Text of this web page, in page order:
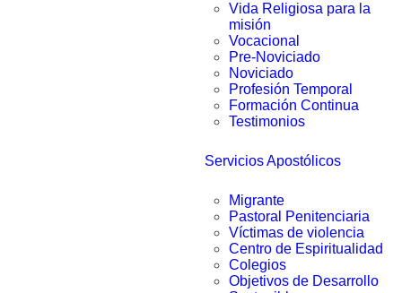
Vida Religiosa para la
misión
Vocacional
Pre-Noviciado
Noviciado
Profesión Temporal
Formación Continua
Testimonios
Servicios Apostólicos
Migrante
Pastoral Penitenciaria
Víctimas de violencia
Centro de Espiritualidad
Colegios
Objetivos de Desarrollo